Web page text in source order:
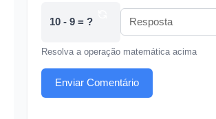
10 - 9 = ?
Resolva a operação matemática acima
Enviar Comentário